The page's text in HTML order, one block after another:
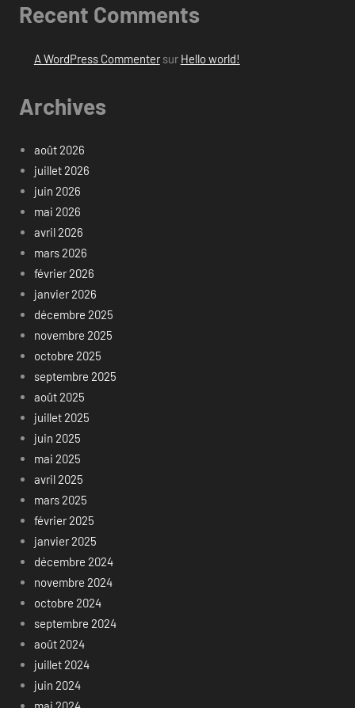
Recent Comments
A WordPress Commentersur Hello world!
Archives
août 2026
juillet 2026
juin 2026
mai 2026
avril 2026
mars 2026
février 2026
janvier 2026
décembre 2025
novembre 2025
octobre 2025
septembre 2025
août 2025
juillet 2025
juin 2025
mai 2025
avril 2025
mars 2025
février 2025
janvier 2025
décembre 2024
novembre 2024
octobre 2024
septembre 2024
août 2024
juillet 2024
juin 2024